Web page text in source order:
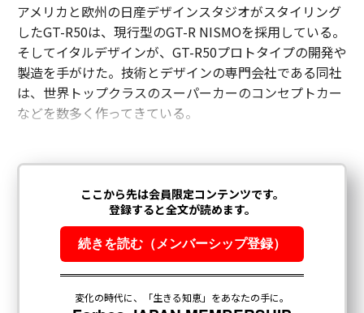
アメリカと欧州の日産デザインスタジオがスタイリング
したGT-R50は、現行型のGT-R NISMOを採用している。
そしてイタルデザインが、GT-R50プロトタイプの開発や
製造を手がけた。技術とデザインの専門会社である同社
は、世界トップクラスのスーパーカーのコンセプトカー
などを数多く作ってきている。